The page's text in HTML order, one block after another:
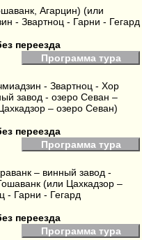
Агарцин) (или
- Звартноц - Гарни - Гегард
переезда
Программа тура
- Звартноц - Хор
завод - озеро Севан –
– озеро Севан)
переезда
Программа тура
– винный завод -
(или Цахкадзор –
- Гарни - Гегард
переезда
Программа тура